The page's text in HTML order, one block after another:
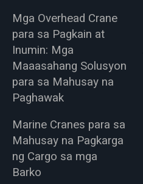
Mga Overhead Crane
para sa Pagkain at
Inumin: Mga
Maaasahang Solusyon
para sa Mahusay na
Paghawak
Marine Cranes para sa
Mahusay na Pagkarga
ng Cargo sa mga
Barko